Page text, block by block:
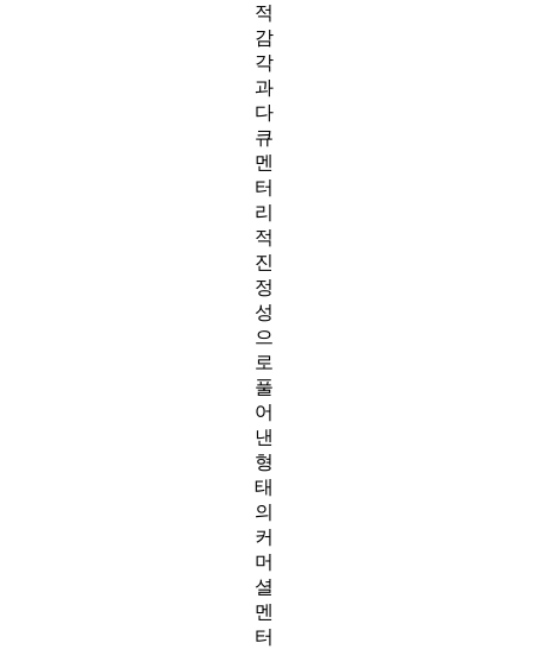
적
감
각
과
다
큐
멘
터
리
적
진
정
성
으
로
풀
어
낸
형
태
의
커
머
셜
멘
터